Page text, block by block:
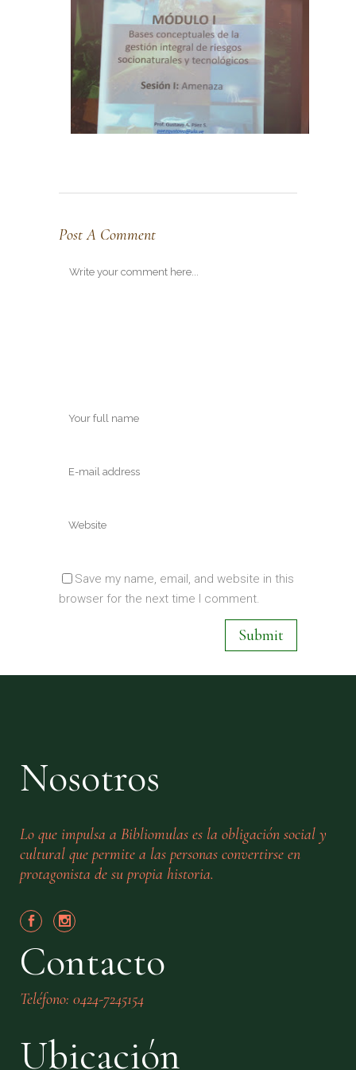
Post A Comment
Save my name, email, and website in this
browser for the next time I comment.
Nosotros
Lo que impulsa a Bibliomulas es la obligación social y
cultural que permite a las personas convertirse en
protagonista de su propia historia.
Contacto
Teléfono: 0424-7245154
Ubicación